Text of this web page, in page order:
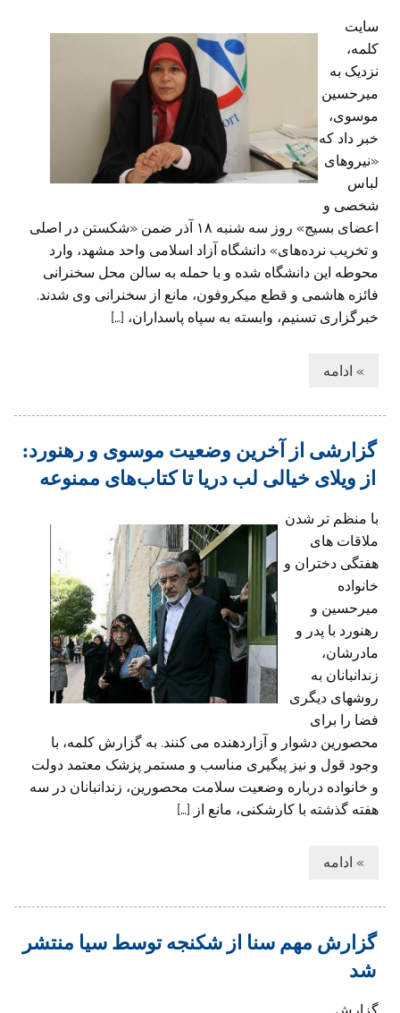
سایت
کلمه،
نزدیک به
میرحسین
موسوی،
خبر داد که
«نیروهای
لباس
شخصی و
اعضای بسیج» روز سه شنبه ۱۸ آذر ضمن «شکستن در اصلی
و تخریب نرده‌های» دانشگاه آزاد اسلامی واحد مشهد، وارد
محوطه این دانشگاه شده و با حمله به سالن محل سخنرانی
فائزه هاشمی و قطع میکروفون، مانع از سخنرانی وی شدند.
خبرگزاری تسنیم، وابسته به سپاه پاسداران، […]
» ادامه
گزارشی از آخرین وضعیت موسوی و رهنورد:
از ویلای خیالی لب دریا تا کتاب‌های ممنوعه
با منظم تر شدن
ملاقات های
هفتگی دختران و
خانواده
میرحسین و
رهنورد با پدر و
مادرشان،
زندانبانان به
روشهای دیگری
فضا را برای
محصورین دشوار و آزاردهنده می کنند. به گزارش کلمه، با
وجود قول و نیز پیگیری مناسب و مستمر پزشک معتمد دولت
و خانواده درباره وضعیت سلامت محصورین، زندانبانان در سه
هفته گذشته با کارشکنی، مانع از […]
» ادامه
گزارش مهم سنا از شکنجه توسط سیا منتشر
شد